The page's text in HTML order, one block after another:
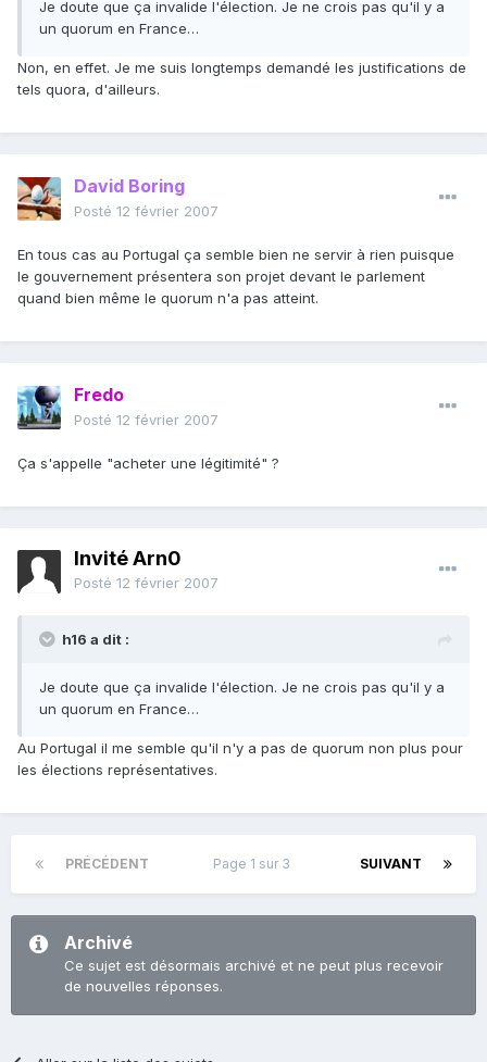
Je doute que ça invalide l'élection. Je ne crois pas qu'il y a
un quorum en France…
Non, en effet. Je me suis longtemps demandé les justifications de
tels quora, d'ailleurs.
David Boring
Posté 12 février 2007
En tous cas au Portugal ça semble bien ne servir à rien puisque
le gouvernement présentera son projet devant le parlement
quand bien même le quorum n'a pas atteint.
Fredo
Posté 12 février 2007
Ça s'appelle "acheter une légitimité" ?
Invité Arn0
Posté 12 février 2007
h16 a dit :
Je doute que ça invalide l'élection. Je ne crois pas qu'il y a
un quorum en France…
Au Portugal il me semble qu'il n'y a pas de quorum non plus pour
les élections représentatives.
PRÉCÉDENT SUIVANT
Page 1 sur 3
Archivé
Ce sujet est désormais archivé et ne peut plus recevoir
de nouvelles réponses.